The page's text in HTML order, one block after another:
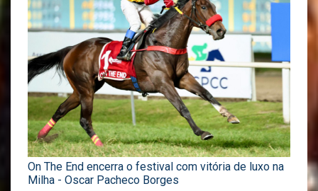
On The End encerra o festival com vitória de luxo na
Milha - Oscar Pacheco Borges